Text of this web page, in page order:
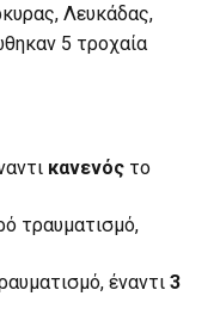
Λευκάδας,
5 τροχαία
κανενός το
τραυματισμό,
έναντι 3